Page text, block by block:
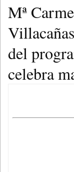
Mª
del
celebra